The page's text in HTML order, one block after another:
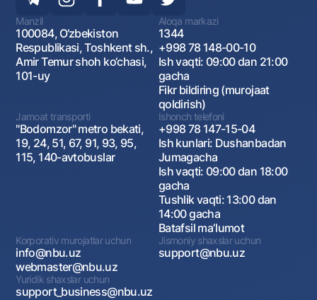
Manzil
100084, O‘zbekiston
Respublikasi, Toshkent sh.,
Amir Temur shoh ko‘chasi,
101-uy
Aloqa markazi
1344
+998 78 148-00-10
Ish vaqti: 09:00 dan 21:00
gacha
Fikr bildiring (murojaat
qoldirish)
Jamoat transporti
"Bodomzor" metro bekati,
19, 24, 51, 67, 91, 93, 95,
115, 140-avtobuslar
Ishonch telefoni
+998 78 147-15-04
Ish kunlari: Dushanbadan
Jumagacha
Ish vaqti: 09:00 dan 18:00
gacha
Tushlik vaqti: 13:00 dan
14:00 gacha
Batafsil maʼlumot
Korporativ murojatlar uchun
info@nbu.uz
webmaster@nbu.uz
Jismoniy shaxslar uchun
support@nbu.uz
Yuridik shaxslar uchun
support_business@nbu.uz